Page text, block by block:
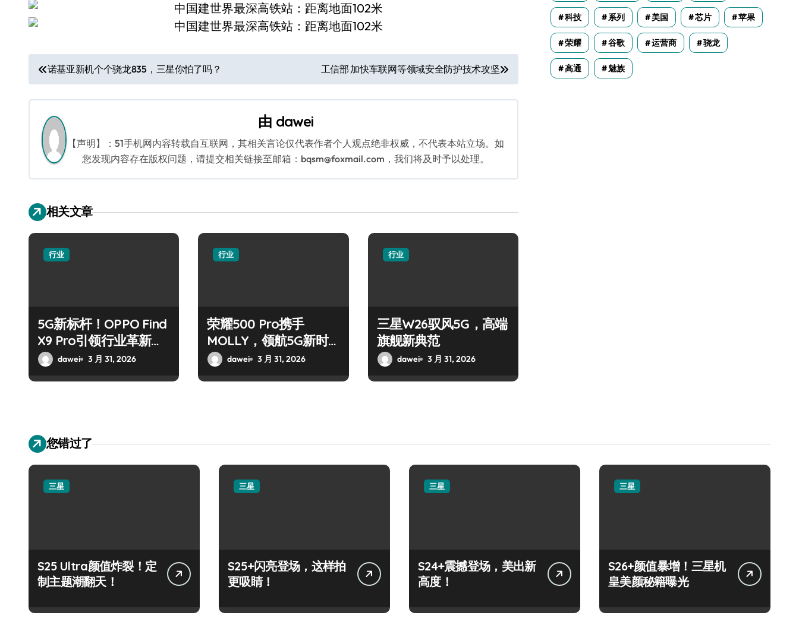
文
章
航
诺基亚新机个个骁龙835，三星你怕了吗？ 工信部 加快车联网等领域安全防护技术攻坚
由 dawei
【声明】：51手机网内容转载自互联网，其相关言论仅代表作者个人观点绝非权威，不代表本站立场。如
您发现内容存在版权问题，请提交相关链接至邮箱：bqsm@foxmail.com，我们将及时予以处理。
相关文章
行业
5G新标杆！OPPO Find
X9 Pro引领行业革新风
潮
dawei 3 月 31, 2026
行业
荣耀500 Pro携手
MOLLY，领航5G新时
代！dawei 3 月 31, 2026
行业
三星W26驭风5G，高端
旗舰新典范
dawei 3 月 31, 2026
科技 系列 美国 芯片 苹果
荣耀 谷歌 运营商 骁龙
高通 魅族
您错过了
三星
S25 Ultra颜值炸裂！定
制主题潮翻天！
三星
S25+闪亮登场，这样拍
更吸睛！
三星
S24+震撼登场，美出新
高度！
三星
S26+颜值暴增！三星机
皇美颜秘籍曝光